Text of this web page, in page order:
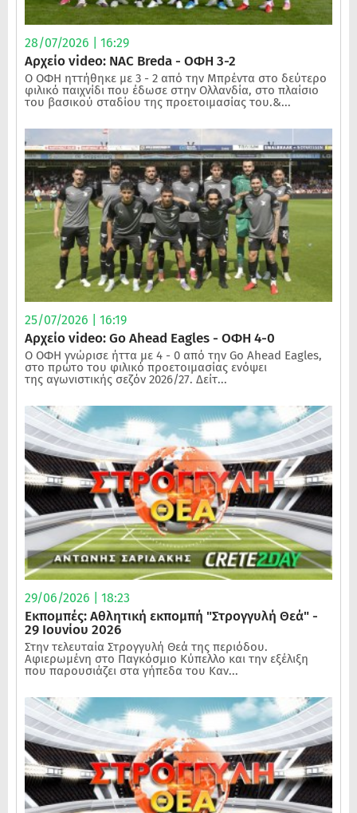
28/07/2026 | 16:29
Αρχείο video: NAC Breda - ΟΦΗ 3-2
Ο ΟΦΗ ηττήθηκε με 3 - 2 από την Μπρέντα στο δεύτερο
φιλικό παιχνίδι που έδωσε στην Ολλανδία, στο πλαίσιο
του βασικού σταδίου της προετοιμασίας του.&...
25/07/2026 | 16:19
Αρχείο video: Go Ahead Eagles - ΟΦΗ 4-0
Ο ΟΦΗ γνώρισε ήττα με 4 - 0 από την Go Ahead Eagles,
στο πρώτο του φιλικό προετοιμασίας ενόψει
της αγωνιστικής σεζόν 2026/27. Δείτ...
29/06/2026 | 18:23
Εκπομπές: Αθλητική εκπομπή "Στρογγυλή Θεά" -
29 Ιουνίου 2026
Στην τελευταία Στρογγυλή Θεά της περιόδου.
Αφιερωμένη στο Παγκόσμιο Κύπελλο και την εξέλιξη
που παρουσιάζει στα γήπεδα του Καν...